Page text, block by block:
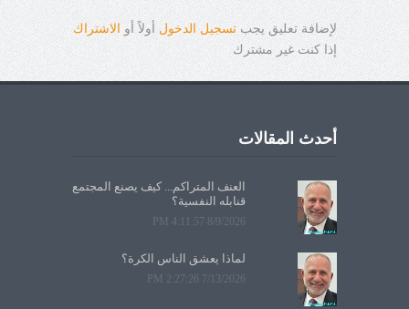
لإضافة تعليق يجبتسجيل الدخول أولاً أو
الاشتراك
إذا كنت غير مشترك
أحدث المقالات
العنف المتراكم... كيف يصنع المجتمع
قنابله النفسية؟
8/9/2026 4:11:57 PM
لماذا يعشق الناس الكرة؟
7/13/2026 2:27:26 PM